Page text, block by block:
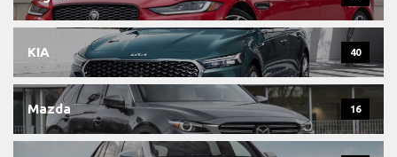
KIA 40
Mazda 16